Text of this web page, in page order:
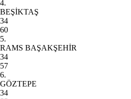
4.
BEŞİKTAŞ
34
60
5.
RAMS BAŞAKŞEHİR
34
57
6.
GÖZTEPE
34